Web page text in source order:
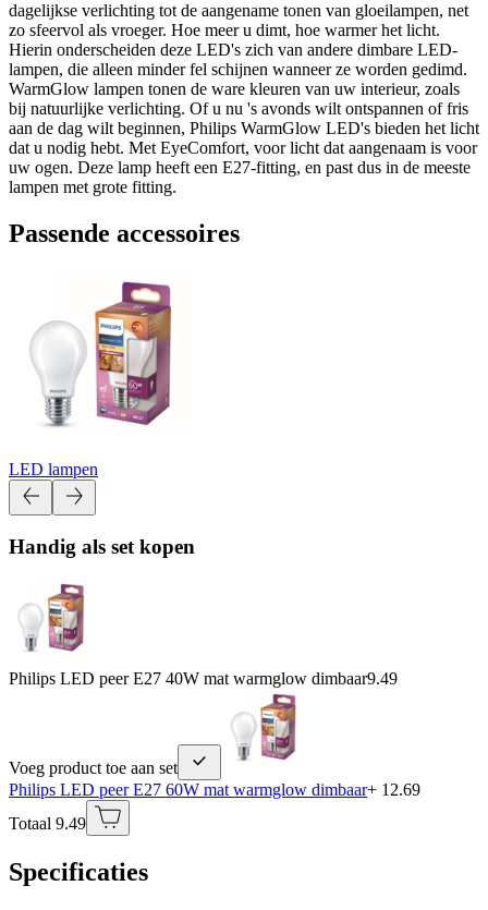
dagelijkse verlichting tot de aangename tonen van gloeilampen, net
zo sfeervol als vroeger. Hoe meer u dimt, hoe warmer het licht.
Hierin onderscheiden deze LED's zich van andere dimbare LED-
lampen, die alleen minder fel schijnen wanneer ze worden gedimd.
WarmGlow lampen tonen de ware kleuren van uw interieur, zoals
bij natuurlijke verlichting. Of u nu 's avonds wilt ontspannen of fris
aan de dag wilt beginnen, Philips WarmGlow LED's bieden het licht
dat u nodig hebt. Met EyeComfort, voor licht dat aangenaam is voor
uw ogen. Deze lamp heeft een E27-fitting, en past dus in de meeste
lampen met grote fitting.
Passende accessoires
LED lampen
Handig als set kopen
Philips LED peer E27 40W mat warmglow dimbaar9.49
Voeg product toe aan set
Philips LED peer E27 60W mat warmglow dimbaar+ 12.69
Totaal 9.49
Specificaties